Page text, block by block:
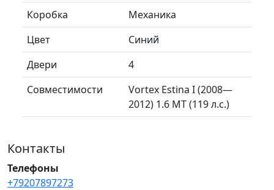
Коробка
Механика
Цвет
Синий
Двери
4
Совместимости
Vortex Estina I (2008—
2012) 1.6 MT (119 л.с.)
Контакты
Телефоны
+79207897273